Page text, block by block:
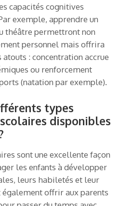
capacités cognitives
exemple, apprendre un
théâtre permettront non
personnel mais offrira
: concentration accrue
ou renforcement
(natation par exemple).
types
disponibles
sont une excellente façon
les enfants à développer
leurs habiletés et leur
offrir aux parents